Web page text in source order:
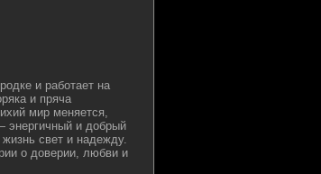
и работает на
и пряча
мир меняется,
энергичный и добрый
свет и надежду.
о доверии, любви и